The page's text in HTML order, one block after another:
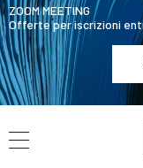
ZOOM MEETING
Offerte per iscrizioni
La riforma del